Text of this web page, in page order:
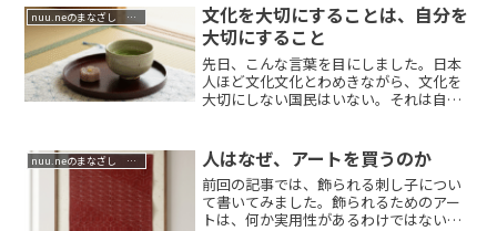
nuu.neのまなざし 祈りの哲学
文化を大切にすることは、自分を
大切にすること
先日、こんな言葉を目にしました。日本
人ほど文化文化とわめきながら、文化を
大切にしない国民はいない。それは自分
nuu.neのまなざし 祈りの哲学 人はなぜ、アートを買うのか
前回の記事では、飾られる刺し子につい
て書いてみました。飾られるためのアー
トは、何か実用性があるわけではないの